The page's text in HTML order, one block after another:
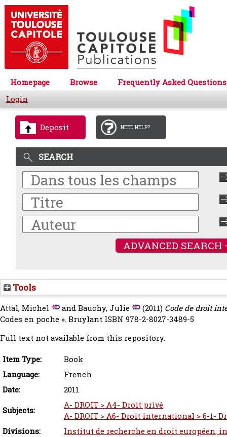
Homepage Browse
Frequently Asked Questions
Login
Deposit NEED HELP?
SEARCH
ADVANCED SEARCH
Tools
Attal, Michel andBauchy, Julie (2011) Code de droit
Codes en poche ». Bruylant ISBN 978-2-8027-3489-5
Full text not available from this repository.
Item Type:
Book
Language:
French
Date:
2011
Subjects:
A- DROIT > A4- Droit privé
A- DROIT > A6- Droit international > 6-1-
Divisions:
Institut de recherche en droit européen,